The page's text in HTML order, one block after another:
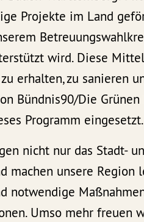
Projekte im Land
wird. Diese
erhalten, zu sanieren
Bündnis90/Die
Programm eingesetzt.
nicht nur das Stadt-
machen unsere
notwendige
Umso mehr freuen